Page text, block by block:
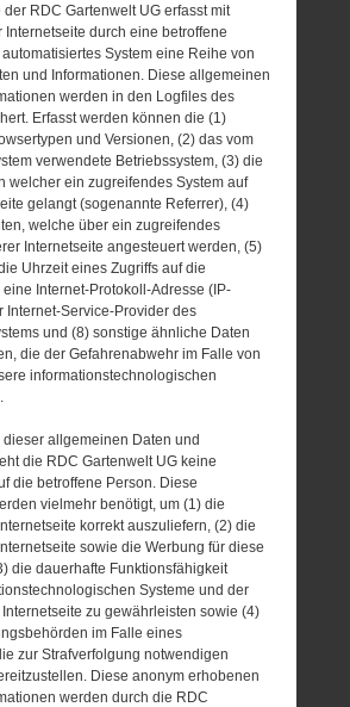
der RDC Gartenwelt UG erfasst mit
Internetseite durch eine betroffene
System eine Reihe von
und Informationen. Diese allgemeinen
werden in den Logfiles des
Erfasst werden können die (1)
und Versionen, (2) das vom
verwendete Betriebssystem, (3) die
welcher ein zugreifendes System auf
gelangt (sogenannte Referrer), (4)
welche über ein zugreifendes
Internetseite angesteuert werden, (5)
Uhrzeit eines Zugriffs auf die
eine Internet-Protokoll-Adresse (IP-
Internet-Service-Provider des
und (8) sonstige ähnliche Daten
die der Gefahrenabwehr im Falle von
informationstechnologischen
dieser allgemeinen Daten und
die RDC Gartenwelt UG keine
die betroffene Person. Diese
vielmehr benötigt, um (1) die
korrekt auszuliefern, (2) die
sowie die Werbung für diese
die dauerhafte Funktionsfähigkeit
Systeme und der
zu gewährleisten sowie (4)
im Falle eines
zur Strafverfolgung notwendigen
Diese anonym erhobenen
werden durch die RDC